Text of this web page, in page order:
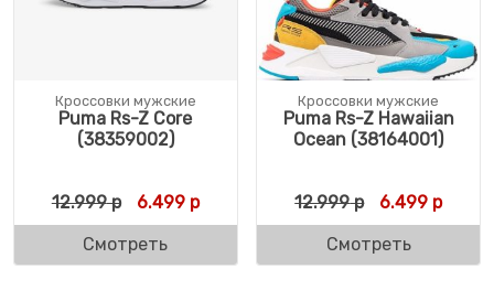
Кроссовки мужские
Puma Rs-Z Core
(38359002)
12.999р Первоначальная цена составляла 12.999
6.499рТекущая цена: 6.499 р.
Смотреть
Кроссовки мужские
Puma Rs-Z Hawaiian
Ocean (38164001)
12.999р 6.499 р
Смотреть